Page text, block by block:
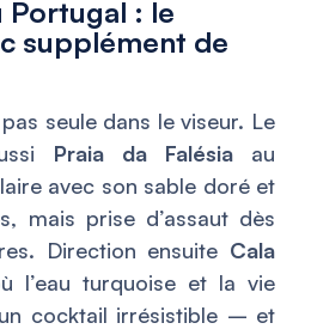
Portugal : le
supplément de
seule dans le viseur. Le
Praia da Falésiaau
avec son sable doré et
mais prise d’assaut dès
Direction ensuite Cala
l’eau turquoise et la vie
cocktail irrésistible – et